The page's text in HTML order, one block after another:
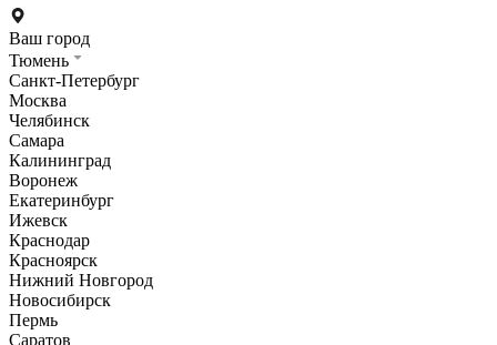
Ваш город
Тюмень
Санкт-Петербург
Москва
Челябинск
Самара
Калининград
Воронеж
Екатеринбург
Ижевск
Краснодар
Красноярск
Нижний Новгород
Новосибирск
Пермь
Саратов